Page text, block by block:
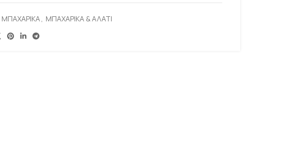
ΜΠΑΧΑΡΙΚΑ, ΜΠΑΧΑΡΙΚΑ & ΑΛΑΤΙ